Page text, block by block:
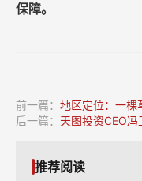
保障。
前一篇： 地区定位：一棵
后一篇： 天图投资CEO
推荐阅读